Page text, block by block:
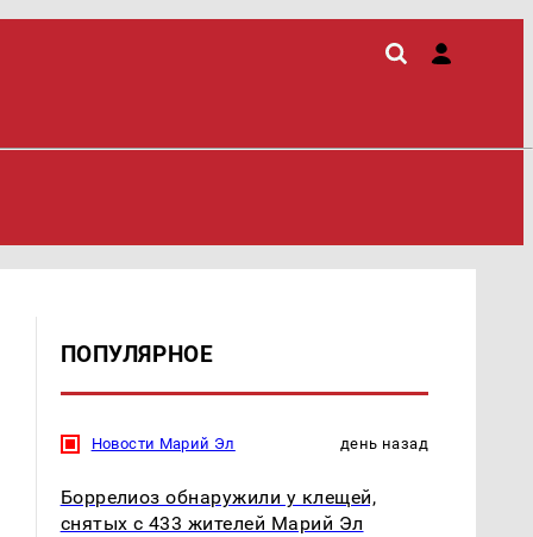
ПОПУЛЯРНОЕ
Новости Марий Эл день назад
Боррелиоз обнаружили у клещей,
снятых с 433 жителей Марий Эл